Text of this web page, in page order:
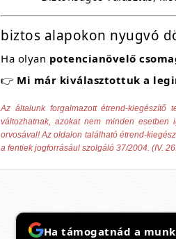
biztos alapokon nyugvó
Ha olyan potencianövelő
👉 Mi már kiválasztottuk a
Az általunk forgalmazott étrend-kiegészítő
változhatnak, azokat nem minden esetben
orvosával! Az oldalon található étrend-
a fentiek jogforrásául szolgáló 37/2004. (IV.
Ha támogatnád a